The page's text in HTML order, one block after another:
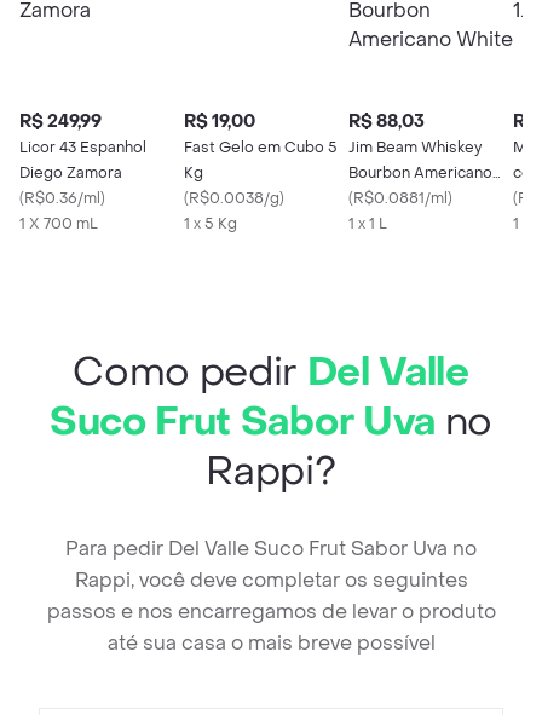
R$ 249,99
Licor 43 Espanhol
Diego Zamora
(R$0.36/ml)
1 X 700 mL
R$ 19,00
Fast Gelo em Cubo 5
Kg
(R$0.0038/g)
1 x 5 Kg
R$ 88,03
Jim Beam Whiskey
Bourbon Americano
White
(R$0.0881/ml)
1 x 1 L
R$
(
1 X
Como pedir Del Valle
Suco Frut Sabor Uva no
Rappi?
Para pedir Del Valle Suco Frut Sabor Uva no
Rappi, você deve completar os seguintes
passos e nos encarregamos de levar o produto
até sua casa o mais breve possível